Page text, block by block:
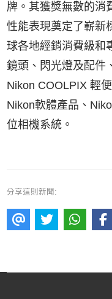
牌。其獲獎無數的消
性能表現奠定了嶄新
球各地經銷消費級和
鏡頭、閃光燈及配件
Nikon COOLPIX 輕
Nikon軟體產品、
位相機系統。
分享這則新聞: